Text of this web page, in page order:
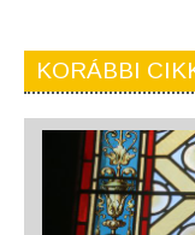
KORÁBBI